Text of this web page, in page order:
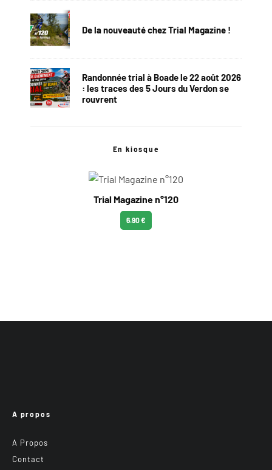
De la nouveauté chez Trial Magazine !
Randonnée trial à Boade le 22 août 2026
: les traces des 5 Jours du Verdon se
rouvrent
En kiosque
Trial Magazine n°120
6.90 €
A propos
A Propos
Contact